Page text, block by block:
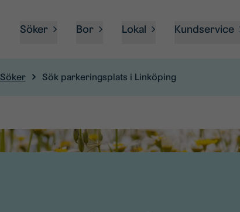
Söker Bor Lokal Kundservice
Söker Sök parkeringsplats i Linköping